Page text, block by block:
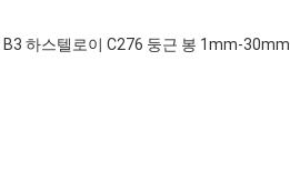
B3 하스텔로이 C276 둥근 봉 1mm-30mm